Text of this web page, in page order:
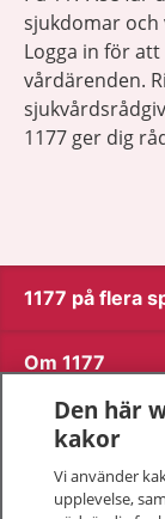
sjukdomar och
Logga in för
vårdärenden.
1177 ger dig
1177 på flera
Om 1177
Kontakt
Behandling av
Den här
kakor
Vi använder
upplevelse,